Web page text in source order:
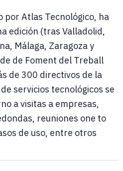
por Atlas Tecnológico, ha
edición (tras Valladolid,
Málaga, Zaragoza y
de Foment del Treball
de 300 directivos de la
servicios tecnológicos se
a visitas a empresas,
reuniones one to
de uso, entre otros